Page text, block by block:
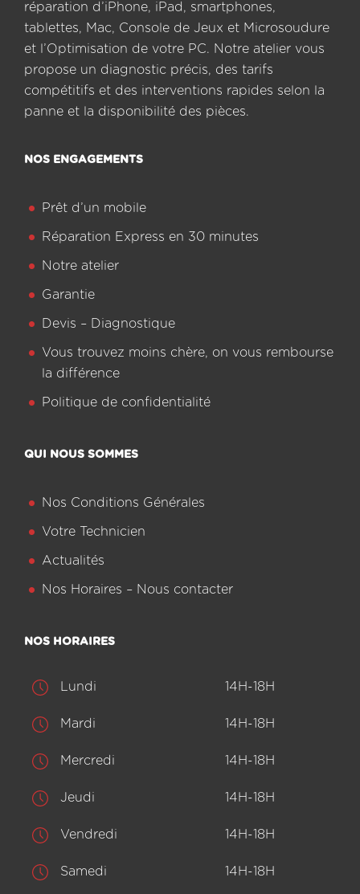
réparation d’iPhone, iPad, smartphones,
tablettes, Mac, Console de Jeux et Microsoudure
et l’Optimisation de votre PC. Notre atelier vous
propose un diagnostic précis, des tarifs
compétitifs et des interventions rapides selon la
panne et la disponibilité des pièces.
NOS ENGAGEMENTS
Prêt d’un mobile
Réparation Express en 30 minutes
Notre atelier
Garantie
Devis – Diagnostique
Vous trouvez moins chère, on vous rembourse
la différence
Politique de confidentialité
QUI NOUS SOMMES
Nos Conditions Générales
Votre Technicien
Actualités
Nos Horaires – Nous contacter
NOS HORAIRES
Lundi 14H-18H
Mardi 14H-18H
Mercredi 14H-18H
Jeudi 14H-18H
Vendredi 14H-18H
Samedi 14H-18H